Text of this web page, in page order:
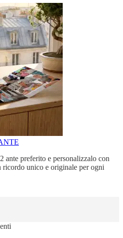
ante preferito e personalizzalo con
ricordo unico e originale per ogni